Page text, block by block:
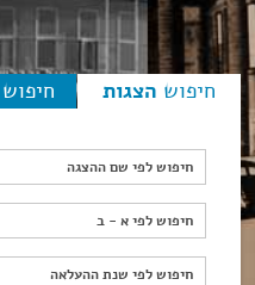
חיפוש הצגות חיפוש
חיפוש לפי שם ההצגה
חיפוש לפי א - ב
חיפוש לפי א - ב
חיפוש לפי שנת ההעלאה
חיפוש לפי שנת ההעלאה